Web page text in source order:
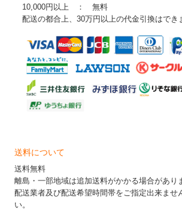
10,000円以上 ： 無料
配送の都合上、30万円以上の代金引換はでき
送料について
送料無料
離島・一部地域は追加送料がかかる場合があり
配送業者及び配送希望時間帯をご指定出来ませ
い。